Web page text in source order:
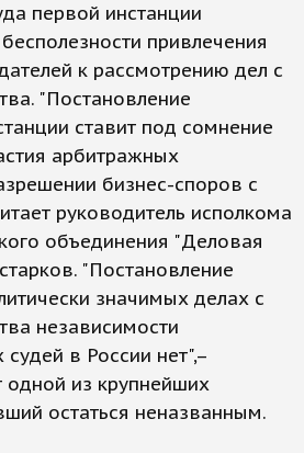
первой инстанции
привлечения
к рассмотрению дел с
"Постановление
ставит под сомнение
арбитражных
бизнес-споров с
руководитель исполкома
объединения "Деловая
"Постановление
значимых делах с
независимости
в России нет",–
одной из крупнейших
остаться неназванным.